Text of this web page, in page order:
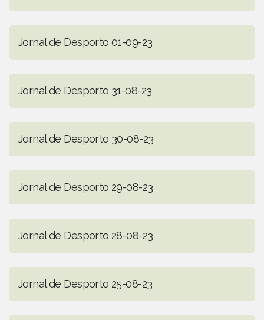
Jornal de Desporto 01-09-23
Jornal de Desporto 31-08-23
Jornal de Desporto 30-08-23
Jornal de Desporto 29-08-23
Jornal de Desporto 28-08-23
Jornal de Desporto 25-08-23